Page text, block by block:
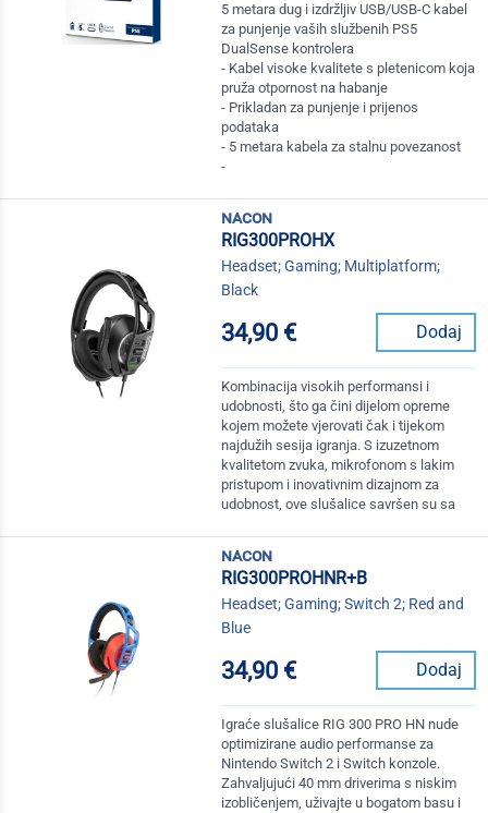
5 metara dug i izdržljiv USB/USB-C kabel
za punjenje vaših službenih PS5
DualSense kontrolera
- Kabel visoke kvalitete s pletenicom koja
pruža otpornost na habanje
- Prikladan za punjenje i prijenos
podataka
- 5 metara kabela za stalnu povezanost
-
nacon
RIG300PROHX
Headset; Gaming; Multiplatform;
Black
34,90 € Dodaj
Kombinacija visokih performansi i
udobnosti, što ga čini dijelom opreme
kojem možete vjerovati čak i tijekom
najdužih sesija igranja. S izuzetnom
kvalitetom zvuka, mikrofonom s lakim
pristupom i inovativnim dizajnom za
udobnost, ove slušalice savršen su sa
nacon
RIG300PROHNR+B
Headset; Gaming; Switch 2; Red and
Blue
34,90 € Dodaj
Igraće slušalice RIG 300 PRO HN nude
optimizirane audio performanse za
Nintendo Switch 2 i Switch konzole.
Zahvaljujući 40 mm driverima s niskim
izobličenjem, uživajte u bogatom basu i